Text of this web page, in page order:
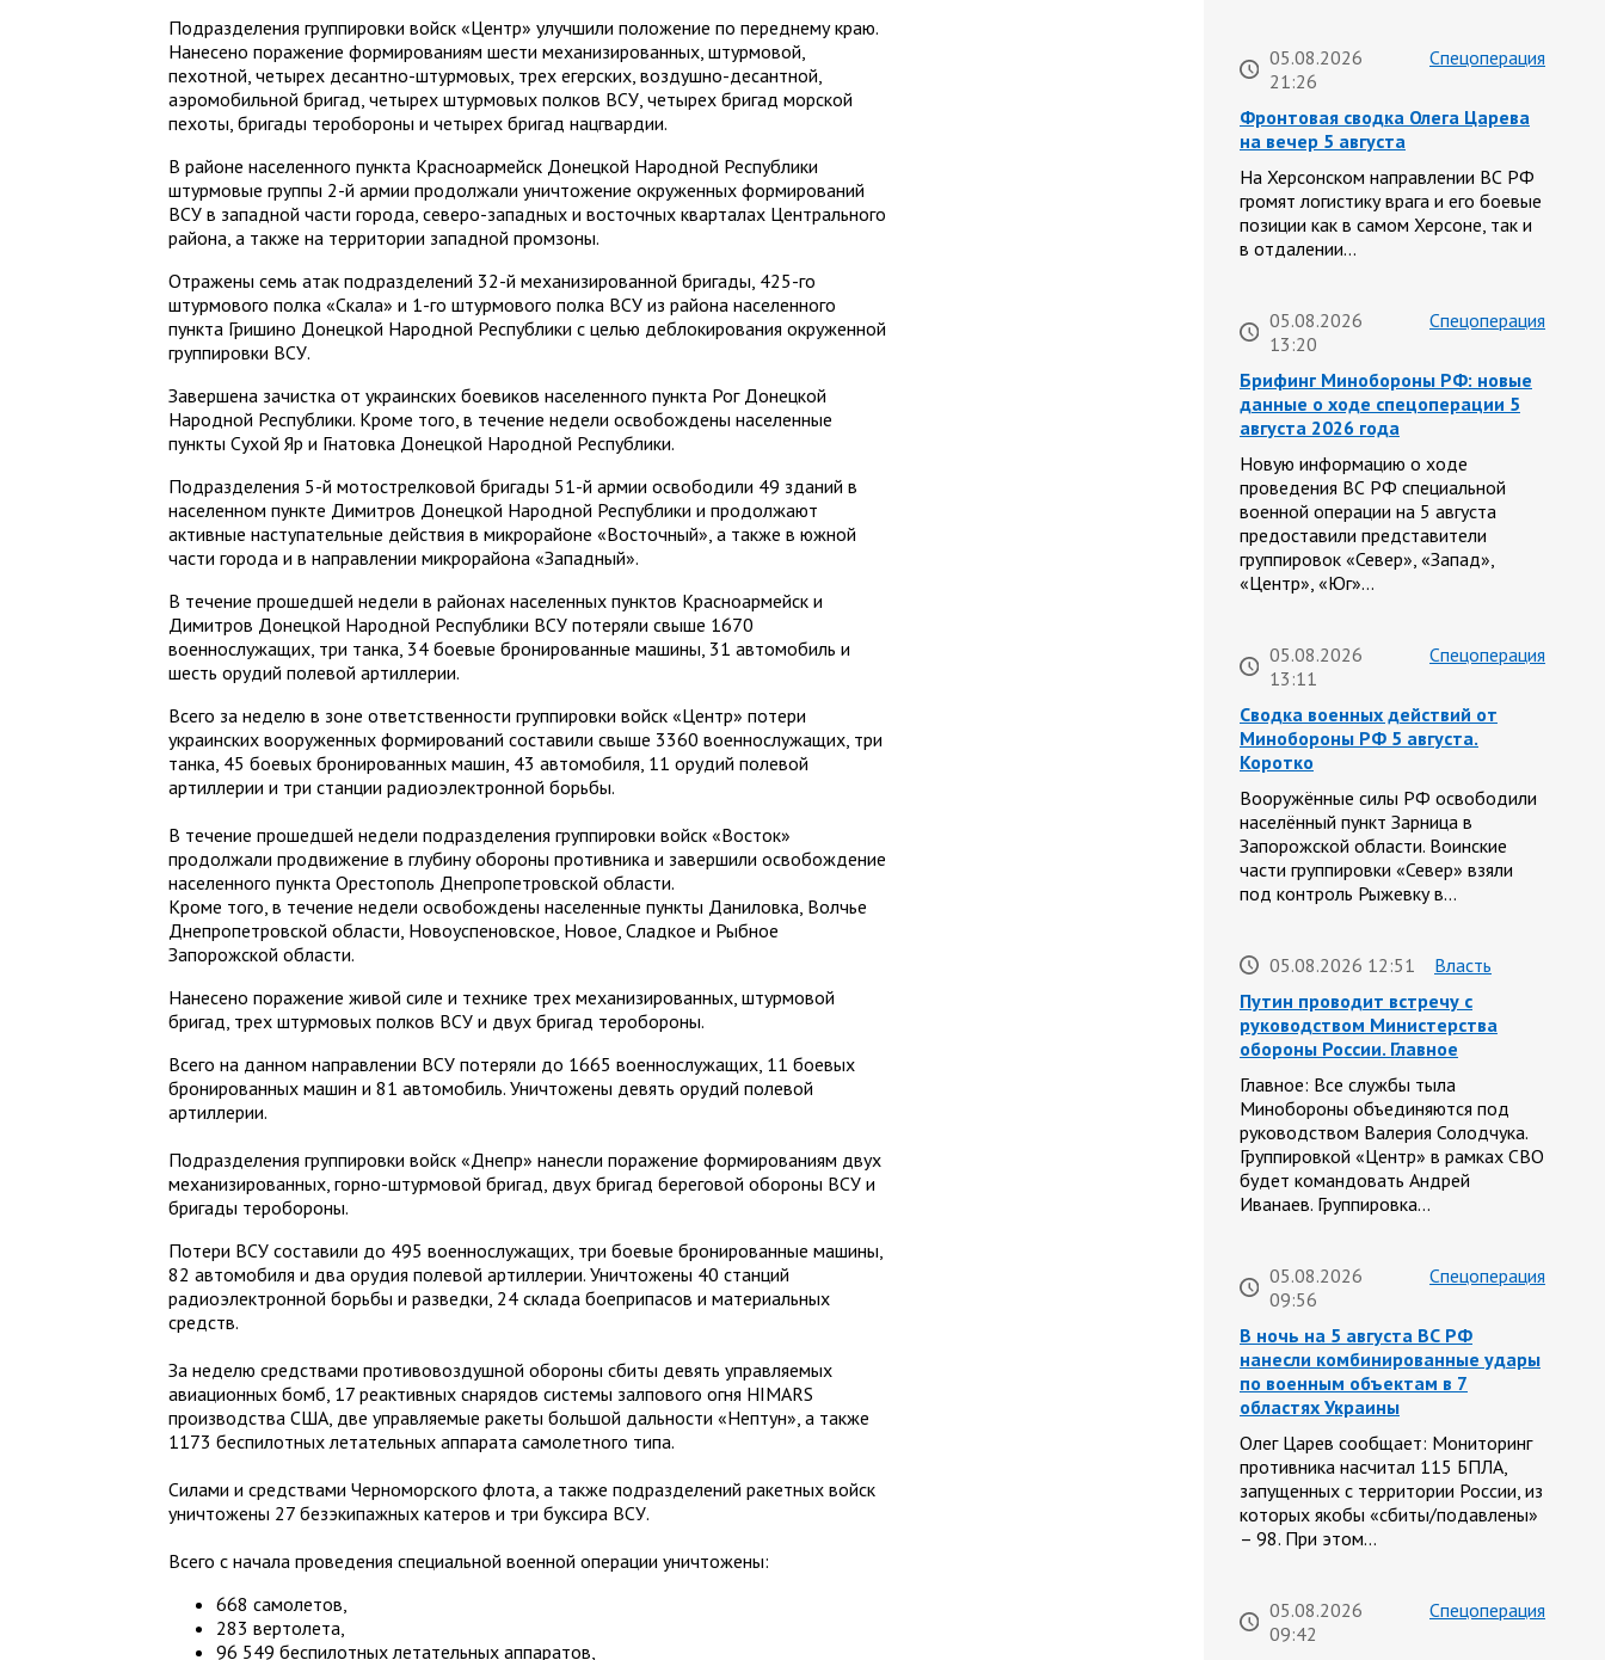
Подразделения группировки войск «Центр» улучшили положение по переднему краю.
Нанесено поражение формированиям шести механизированных, штурмовой,
пехотной, четырех десантно-штурмовых, трех егерских, воздушно-десантной,
аэромобильной бригад, четырех штурмовых полков ВСУ, четырех бригад морской
пехоты, бригады теробороны и четырех бригад нацгвардии.
В районе населенного пункта Красноармейск Донецкой Народной Республики
штурмовые группы 2-й армии продолжали уничтожение окруженных формирований
ВСУ в западной части города, северо-западных и восточных кварталах Центрального
района, а также на территории западной промзоны.
Отражены семь атак подразделений 32-й механизированной бригады, 425-го
штурмового полка «Скала» и 1-го штурмового полка ВСУ из района населенного
пункта Гришино Донецкой Народной Республики с целью деблокирования окруженной
группировки ВСУ.
Завершена зачистка от украинских боевиков населенного пункта Рог Донецкой
Народной Республики. Кроме того, в течение недели освобождены населенные
пункты Сухой Яр и Гнатовка Донецкой Народной Республики.
Подразделения 5-й мотострелковой бригады 51-й армии освободили 49 зданий в
населенном пункте Димитров Донецкой Народной Республики и продолжают
активные наступательные действия в микрорайоне «Восточный», а также в южной
части города и в направлении микрорайона «Западный».
В течение прошедшей недели в районах населенных пунктов Красноармейск и
Димитров Донецкой Народной Республики ВСУ потеряли свыше 1670
военнослужащих, три танка, 34 боевые бронированные машины, 31 автомобиль и
шесть орудий полевой артиллерии.
Всего за неделю в зоне ответственности группировки войск «Центр» потери
украинских вооруженных формирований составили свыше 3360 военнослужащих, три
танка, 45 боевых бронированных машин, 43 автомобиля, 11 орудий полевой
артиллерии и три станции радиоэлектронной борьбы.
В течение прошедшей недели подразделения группировки войск «Восток»
продолжали продвижение в глубину обороны противника и завершили освобождение
населенного пункта Орестополь Днепропетровской области.
Кроме того, в течение недели освобождены населенные пункты Даниловка, Волчье
Днепропетровской области, Новоуспеновское, Новое, Сладкое и Рыбное
Запорожской области.
Нанесено поражение живой силе и технике трех механизированных, штурмовой
бригад, трех штурмовых полков ВСУ и двух бригад теробороны.
Всего на данном направлении ВСУ потеряли до 1665 военнослужащих, 11 боевых
бронированных машин и 81 автомобиль. Уничтожены девять орудий полевой
артиллерии.
Подразделения группировки войск «Днепр» нанесли поражение формированиям двух
механизированных, горно-штурмовой бригад, двух бригад береговой обороны ВСУ и
бригады теробороны.
Потери ВСУ составили до 495 военнослужащих, три боевые бронированные машины,
82 автомобиля и два орудия полевой артиллерии. Уничтожены 40 станций
радиоэлектронной борьбы и разведки, 24 склада боеприпасов и материальных
средств.
За неделю средствами противовоздушной обороны сбиты девять управляемых
авиационных бомб, 17 реактивных снарядов системы залпового огня HIMARS
производства США, две управляемые ракеты большой дальности «Нептун», а также
1173 беспилотных летательных аппарата самолетного типа.
Силами и средствами Черноморского флота, а также подразделений ракетных войск
уничтожены 27 безэкипажных катеров и три буксира ВСУ.
Всего с начала проведения специальной военной операции уничтожены:
668 самолетов,
283 вертолета,
96 549 беспилотных летательных аппаратов,
05.08.2026
21:26
Спецоперация
Фронтовая сводка Олега Царева
на вечер 5 августа
На Херсонском направлении ВС РФ
громят логистику врага и его боевые
позиции как в самом Херсоне, так и
в отдалении…
05.08.2026
13:20
Спецоперация
Брифинг Минобороны РФ: новые
данные о ходе спецоперации 5
августа 2026 года
Новую информацию о ходе
проведения ВС РФ специальной
военной операции на 5 августа
предоставили представители
группировок «Север», «Запад»,
«Центр», «Юг»…
05.08.2026
13:11
Спецоперация
Сводка военных действий от
Минобороны РФ 5 августа.
Коротко
Вооружённые силы РФ освободили
населённый пункт Зарница в
Запорожской области. Воинские
части группировки «Север» взяли
под контроль Рыжевку в…
05.08.2026 12:51
Власть
Путин проводит встречу с
руководством Министерства
обороны России. Главное
Главное: Все службы тыла
Минобороны объединяются под
руководством Валерия Солодчука.
Группировкой «Центр» в рамках СВО
будет командовать Андрей
Иванаев. Группировка…
05.08.2026
09:56
Спецоперация
В ночь на 5 августа ВС РФ
нанесли комбинированные удары
по военным объектам в 7
областях Украины
Олег Царев сообщает: Мониторинг
противника насчитал 115 БПЛА,
запущенных с территории России, из
которых якобы «сбиты/подавлены»
– 98. При этом…
05.08.2026
09:42
Спецоперация